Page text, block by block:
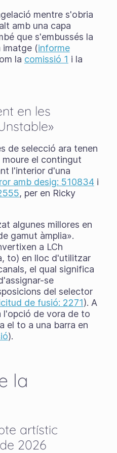
mentre s'obria
amb una capa
que s'embussés la
imatge (informe
la comissió 1 i la
en les
de selecció ara tenen
moure el contingut
l'interior d'una
amb desig: 510834 i
, per en Ricky
algunes millores en
gamut àmplia».
a LCh
to) en lloc d'utilitzar
el qual significa
se
del selector
de fusió: 2271). A
l'opció de vora de to
el to a una barra en
).
la
artístic
2026